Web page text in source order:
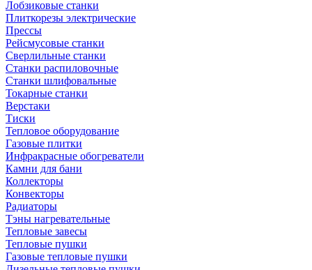
Лобзиковые станки
Плиткорезы электрические
Прессы
Рейсмусовые станки
Сверлильные станки
Станки распиловочные
Станки шлифовальные
Токарные станки
Верстаки
Тиски
Тепловое оборудование
Газовые плитки
Инфракрасные обогреватели
Камни для бани
Коллекторы
Конвекторы
Радиаторы
Тэны нагревательные
Тепловые завесы
Тепловые пушки
Газовые тепловые пушки